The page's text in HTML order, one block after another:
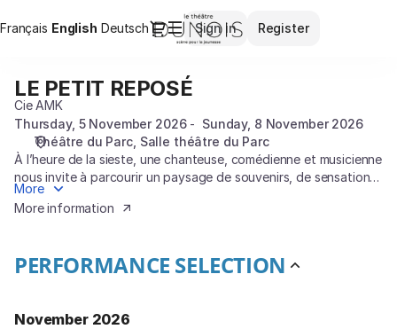
Français Current
English Deutsch Dialog
Sign in Register
selection
REPOSÉ]
Théâtre
Dunois
LE
PETIT
REPOSÉ
LE PETIT REPOSÉ
Cie AMK
Thursday, 5 November 2026
Sunday, 8 November 2026
Théâtre du Parc Salle théâtre du Parc
À l’heure de la sieste, une chanteuse, comédienne et musicienne
nous invite à parcourir un paysage de souvenirs, de sensations
et de rêveries.
More
More information
PERFORMANCE SELECTION
November 2026